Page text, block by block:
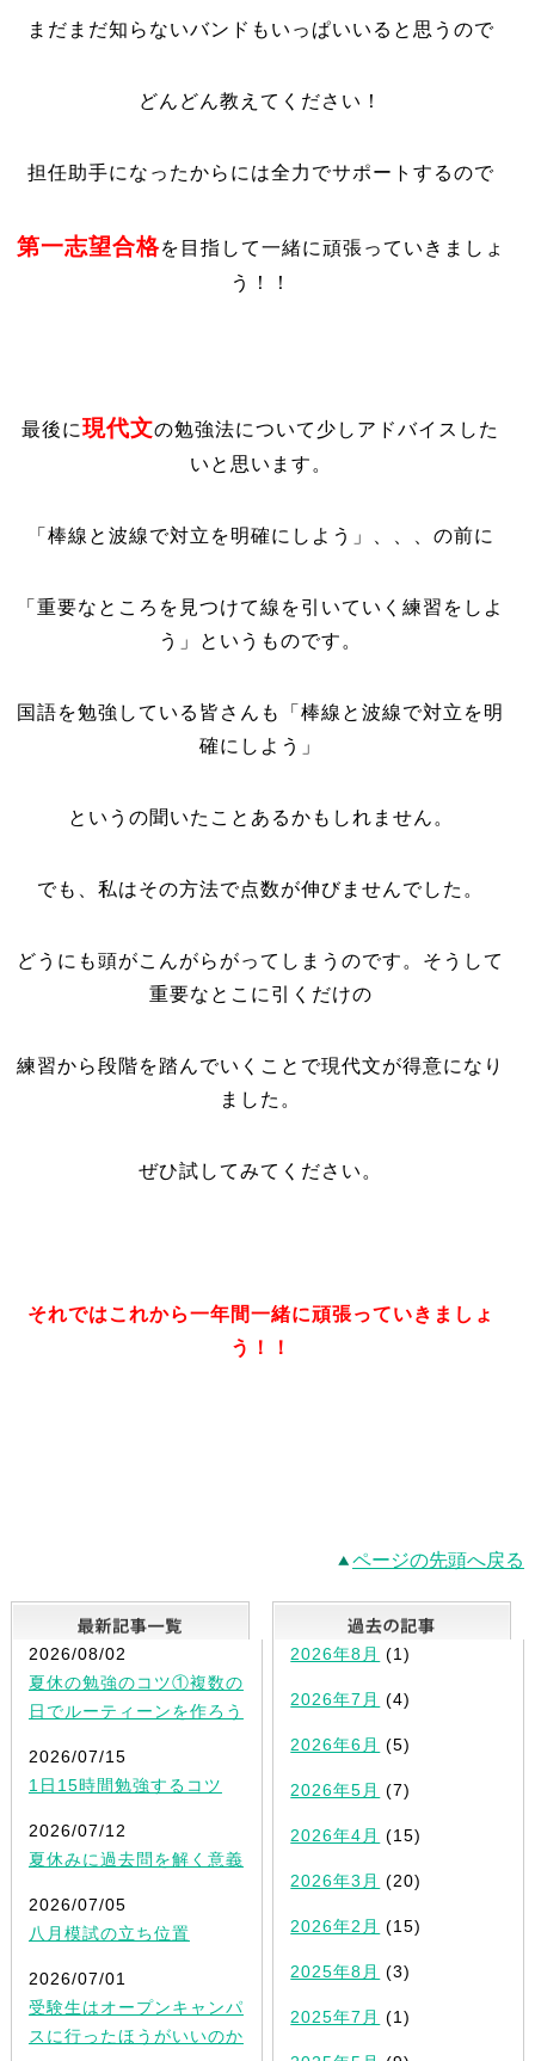
まだまだ知らないバンドもいっぱいいると思うので
どんどん教えてください！
担任助手になったからには全力でサポートするので
第一志望合格を目指して一緒に頑張っていきましょ
う！！
最後に現代文の勉強法について少しアドバイスした
いと思います。
「棒線と波線で対立を明確にしよう」、、、の前に
「重要なところを見つけて線を引いていく練習をしよ
う」というものです。
国語を勉強している皆さんも「棒線と波線で対立を明
確にしよう」
というの聞いたことあるかもしれません。
でも、私はその方法で点数が伸びませんでした。
どうにも頭がこんがらがってしまうのです。そうして
重要なとこに引くだけの
練習から段階を踏んでいくことで現代文が得意になり
ました。
ぜひ試してみてください。
それではこれから一年間一緒に頑張っていきましょ
う！！
ページの先頭へ戻る
最新記事一覧
2026/08/02
夏休の勉強のコツ①複数の
日でルーティーンを作ろう
2026/07/15
1日15時間勉強するコツ
2026/07/12
夏休みに過去問を解く意義
2026/07/05
八月模試の立ち位置
2026/07/01
受験生はオープンキャンパ
スに行ったほうがいいのか
2026年8月 (1)
2026年7月 (4)
2026年6月 (5)
2026年5月 (7)
2026年4月 (15)
2026年3月 (20)
2026年2月 (15)
2025年8月 (3)
2025年7月 (1)